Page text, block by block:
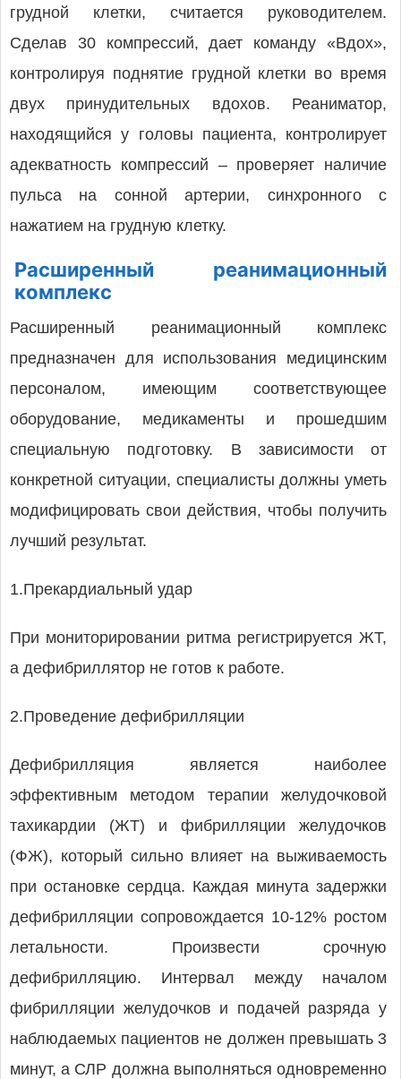
грудной клетки, считается руководителем.
Сделав 30 компрессий, дает команду «Вдох»,
контролируя поднятие грудной клетки во время
двух принудительных вдохов. Реаниматор,
находящийся у головы пациента, контролирует
адекватность компрессий – проверяет наличие
пульса на сонной артерии, синхронного с
нажатием на грудную клетку.
Расширенный реанимационный
комплекс
Расширенный реанимационный комплекс
предназначен для использования медицинским
персоналом, имеющим соответствующее
оборудование, медикаменты и прошедшим
специальную подготовку. В зависимости от
конкретной ситуации, специалисты должны уметь
модифицировать свои действия, чтобы получить
лучший результат.
1.Прекардиальный удар
При мониторировании ритма регистрируется ЖТ,
а дефибриллятор не готов к работе.
2.Проведение дефибрилляции
Дефибрилляция является наиболее
эффективным методом терапии желудочковой
тахикардии (ЖТ) и фибрилляции желудочков
(ФЖ), который сильно влияет на выживаемость
при остановке сердца. Каждая минута задержки
дефибрилляции сопровождается 10-12% ростом
летальности. Произвести срочную
дефибрилляцию. Интервал между началом
фибрилляции желудочков и подачей разряда у
наблюдаемых пациентов не должен превышать 3
минут, а СЛР должна выполняться одновременно